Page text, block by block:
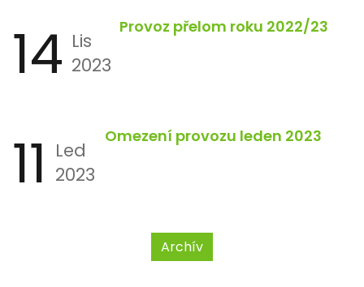
14 Lis
2023
Provoz přelom roku 2022/23
11
Led
2023
Omezení provozu leden 2023
Archív